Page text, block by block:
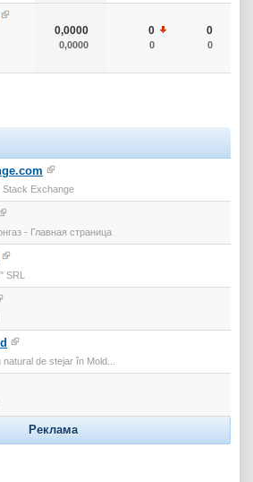
0,0000
0,0000
0
0
0
0
Stack Exchange
- Главная страница
SRL
de stejar în Mold...
Реклама